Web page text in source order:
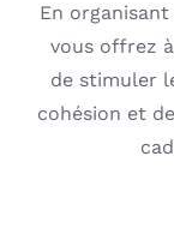
En
vous offrez
de stimuler
cohésion et